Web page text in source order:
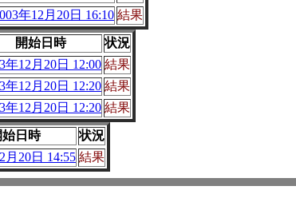
年12月20日 16:10 結果
開始日時
状況
年12月20日 12:00 結果
年12月20日 12:20 結果
年12月20日 12:20 結果
始日時
状況
月20日 14:55 結果